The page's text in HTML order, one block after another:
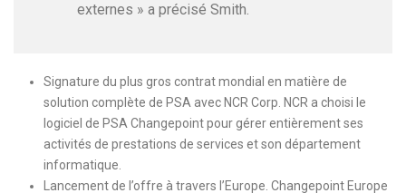
externes » a précisé Smith.
Signature du plus gros contrat mondial en matière de
solution complète de PSA avec NCR Corp. NCR a choisi le
logiciel de PSA Changepoint pour gérer entièrement ses
activités de prestations de services et son département
informatique.
Lancement de l’offre à travers l’Europe. Changepoint Europe